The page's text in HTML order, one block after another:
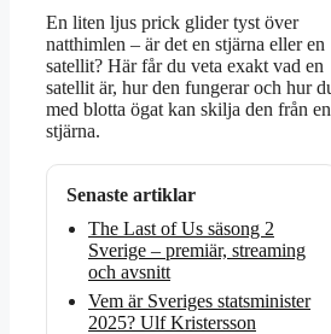
En liten ljus prick glider tyst över
natthimlen – är det en stjärna eller en
satellit? Här får du veta exakt vad en
satellit är, hur den fungerar och hur
med blotta ögat kan skilja den från en
stjärna.
Senaste artiklar
The Last of Us säsong 2
Sverige – premiär, streaming
och avsnitt
Vem är Sveriges statsminister
2025? Ulf Kristersson